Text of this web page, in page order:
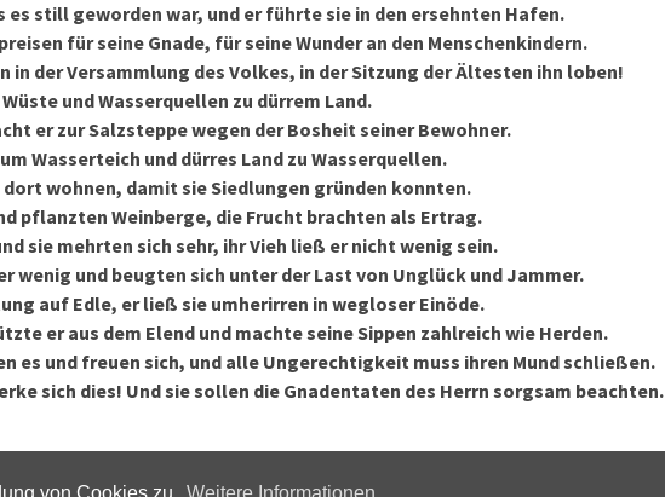
es still geworden war, und er führte sie in den ersehnten Hafen.
für seine Gnade, für seine Wunder an den Menschenkindern.
in der Versammlung des Volkes, in der Sitzung der Ältesten ihn loben!
und Wasserquellen zu dürrem Land.
er zur Salzsteppe wegen der Bosheit seiner Bewohner.
Wasserteich und dürres Land zu Wasserquellen.
wohnen, damit sie Siedlungen gründen konnten.
pflanzten Weinberge, die Frucht brachten als Ertrag.
sie mehrten sich sehr, ihr Vieh ließ er nicht wenig sein.
wenig und beugten sich unter der Last von Unglück und Jammer.
auf Edle, er ließ sie umherirren in wegloser Einöde.
er aus dem Elend und machte seine Sippen zahlreich wie Herden.
es und freuen sich, und alle Ungerechtigkeit muss ihren Mund schließen.
sich dies! Und sie sollen die Gnadentaten des Herrn sorgsam beachten.